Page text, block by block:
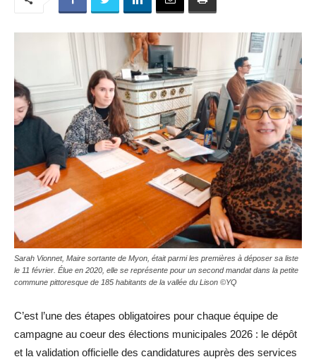
Sarah Vionnet, Maire sortante de Myon, était parmi les premières à déposer sa liste
le 11 février. Élue en 2020, elle se représente pour un second mandat dans la petite
commune pittoresque de 185 habitants de la vallée du Lison ©YQ
C’est l’une des étapes obligatoires pour chaque équipe de
campagne au coeur des élections municipales 2026 : le dépôt
et la validation officielle des candidatures auprès des services